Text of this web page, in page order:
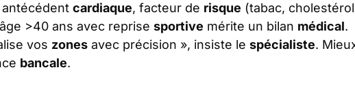
antécédent cardiaque, facteur de risque (tabac,
>40 ans avec reprise sportive mérite un bilan médical.
vos zones avec précision », insiste le spécialiste.
bancale.